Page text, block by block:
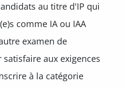
au titre d'IP qui
comme IA ou IAA
examen de
aux exigences
à la catégorie